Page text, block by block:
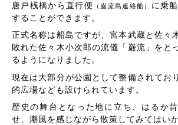
唐戸桟橋から直行便
（巌流島連絡船）
に乗
することができます。
正式名称は船島ですが、宮本武蔵と佐々
敗れた佐々木小次郎の流儀「巌流」をと
るようになりました。
現在は大部分が公園として整備されてお
的広場なども設けられています。
歴史の舞台となった地に立ち、はるか
せ、潮風を感じながら散策してみてはい